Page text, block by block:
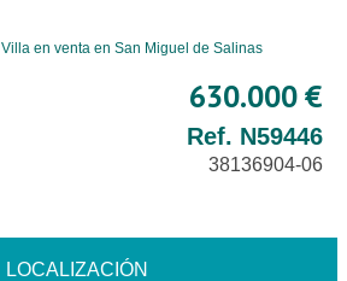
Villa en venta en San Miguel de Salinas
630.000 €
Ref. N59446
38136904-06
LOCALIZACIÓN